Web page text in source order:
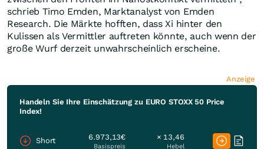
schrieb Timo Emden, Marktanalyst von Emden
Research. Die Märkte hofften, dass Xi hinter den
Kulissen als Vermittler auftreten könnte, auch wenn der
große Wurf derzeit unwahrscheinlich erscheine.
Anzeige
Handeln Sie Ihre Einschätzung zu EURO STOXX 50 Price
Index!
Short 6.973,13€
Basispreis
× 13,46
Hebel